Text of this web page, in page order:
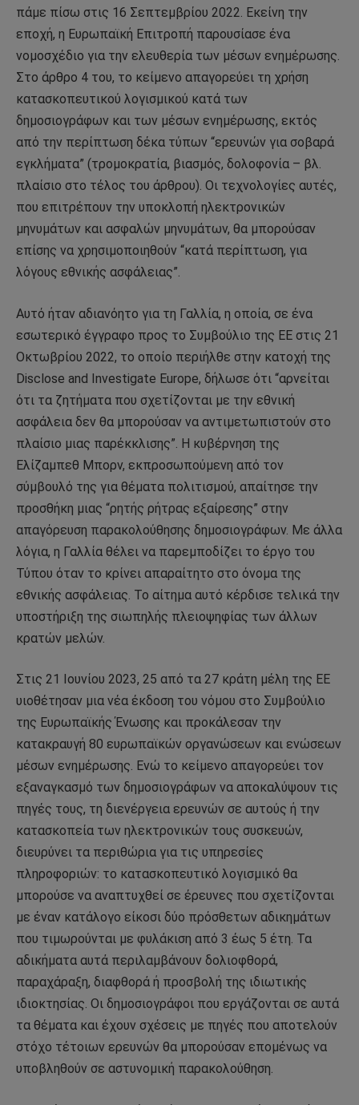
πάμε πίσω στις 16 Σεπτεμβρίου 2022. Εκείνη την
εποχή, η Ευρωπαϊκή Επιτροπή παρουσίασε ένα
νομοσχέδιο για την ελευθερία των μέσων ενημέρωσης.
Στο άρθρο 4 του, το κείμενο απαγορεύει τη χρήση
κατασκοπευτικού λογισμικού κατά των
δημοσιογράφων και των μέσων ενημέρωσης, εκτός
από την περίπτωση δέκα τύπων “ερευνών για σοβαρά
εγκλήματα” (τρομοκρατία, βιασμός, δολοφονία – βλ.
πλαίσιο στο τέλος του άρθρου). Οι τεχνολογίες αυτές,
που επιτρέπουν την υποκλοπή ηλεκτρονικών
μηνυμάτων και ασφαλών μηνυμάτων, θα μπορούσαν
επίσης να χρησιμοποιηθούν “κατά περίπτωση, για
λόγους εθνικής ασφάλειας”.
Αυτό ήταν αδιανόητο για τη Γαλλία, η οποία, σε ένα
εσωτερικό έγγραφο προς το Συμβούλιο της ΕΕ στις 21
Οκτωβρίου 2022, το οποίο περιήλθε στην κατοχή της
Disclose and Investigate Europe, δήλωσε ότι “αρνείται
ότι τα ζητήματα που σχετίζονται με την εθνική
ασφάλεια δεν θα μπορούσαν να αντιμετωπιστούν στο
πλαίσιο μιας παρέκκλισης”. Η κυβέρνηση της
Ελίζαμπεθ Μπορν, εκπροσωπούμενη από τον
σύμβουλό της για θέματα πολιτισμού, απαίτησε την
προσθήκη μιας “ρητής ρήτρας εξαίρεσης” στην
απαγόρευση παρακολούθησης δημοσιογράφων. Με άλλα
λόγια, η Γαλλία θέλει να παρεμποδίζει το έργο του
Τύπου όταν το κρίνει απαραίτητο στο όνομα της
εθνικής ασφάλειας. Το αίτημα αυτό κέρδισε τελικά την
υποστήριξη της σιωπηλής πλειοψηφίας των άλλων
κρατών μελών.
Στις 21 Ιουνίου 2023, 25 από τα 27 κράτη μέλη της ΕΕ
υιοθέτησαν μια νέα έκδοση του νόμου στο Συμβούλιο
της Ευρωπαϊκής Ένωσης και προκάλεσαν την
κατακραυγή 80 ευρωπαϊκών οργανώσεων και ενώσεων
μέσων ενημέρωσης. Ενώ το κείμενο απαγορεύει τον
εξαναγκασμό των δημοσιογράφων να αποκαλύψουν τις
πηγές τους, τη διενέργεια ερευνών σε αυτούς ή την
κατασκοπεία των ηλεκτρονικών τους συσκευών,
διευρύνει τα περιθώρια για τις υπηρεσίες
πληροφοριών: το κατασκοπευτικό λογισμικό θα
μπορούσε να αναπτυχθεί σε έρευνες που σχετίζονται
με έναν κατάλογο είκοσι δύο πρόσθετων αδικημάτων
που τιμωρούνται με φυλάκιση από 3 έως 5 έτη. Τα
αδικήματα αυτά περιλαμβάνουν δολιοφθορά,
παραχάραξη, διαφθορά ή προσβολή της ιδιωτικής
ιδιοκτησίας. Οι δημοσιογράφοι που εργάζονται σε αυτά
τα θέματα και έχουν σχέσεις με πηγές που αποτελούν
στόχο τέτοιων ερευνών θα μπορούσαν επομένως να
υποβληθούν σε αστυνομική παρακολούθηση.